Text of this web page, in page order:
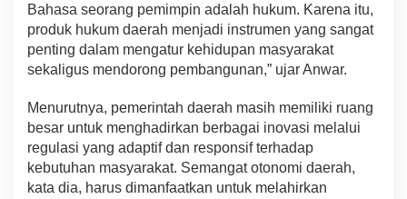
Bahasa seorang pemimpin adalah hukum. Karena itu,
produk hukum daerah menjadi instrumen yang sangat
penting dalam mengatur kehidupan masyarakat
sekaligus mendorong pembangunan,” ujar Anwar.
Menurutnya, pemerintah daerah masih memiliki ruang
besar untuk menghadirkan berbagai inovasi melalui
regulasi yang adaptif dan responsif terhadap
kebutuhan masyarakat. Semangat otonomi daerah,
kata dia, harus dimanfaatkan untuk melahirkan